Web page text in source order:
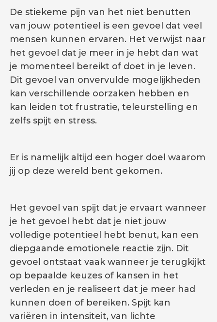
De stiekeme pijn van het niet benutten
van jouw potentieel is een gevoel dat veel
mensen kunnen ervaren. Het verwijst naar
het gevoel dat je meer in je hebt dan wat
je momenteel bereikt of doet in je leven.
Dit gevoel van onvervulde mogelijkheden
kan verschillende oorzaken hebben en
kan leiden tot frustratie, teleurstelling en
zelfs spijt en stress.
Er is namelijk altijd een hoger doel waarom
jij op deze wereld bent gekomen.
Het gevoel van spijt dat je ervaart wanneer
je het gevoel hebt dat je niet jouw
volledige potentieel hebt benut, kan een
diepgaande emotionele reactie zijn. Dit
gevoel ontstaat vaak wanneer je terugkijkt
op bepaalde keuzes of kansen in het
verleden en je realiseert dat je meer had
kunnen doen of bereiken. Spijt kan
variëren in intensiteit, van lichte